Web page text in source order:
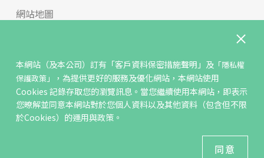
本網站（及本公司）訂有 「客戶資料保密措施聲明」 及「隱私權
保護政策」
，為提供更好的服務及優化網站，本網站使用
Cookies 記錄存取您的瀏覽訊息。當您繼續使用本網站，即表示
您暸解並同意本網站對於您個人資料以及其他資料（包含但不限
於Cookies）的運用與政策。
同意
網站地圖
免責聲明
聯絡我們
反詐騙專區